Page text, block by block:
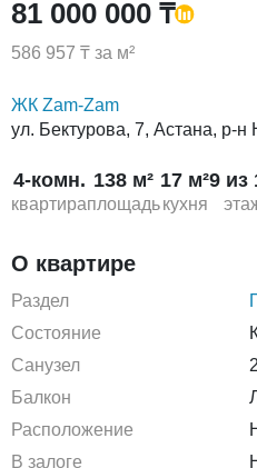
81 000 000 ₸
586 957 ₸ за м²
ЖК Zam-Zam
ул. Бектурова, 7, Астана, р-н
4-комн.
квартира
138 м²
площадь
17 м²
кухня
9 из
О квартире
Раздел
Состояние
Санузел
Балкон
Расположение
В залоге